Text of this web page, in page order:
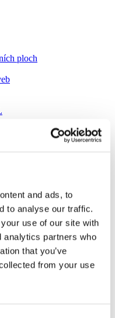
and ads, to
to analyse our traffic.
use of our site with
analytics partners who
that you’ve
from your use
ploch